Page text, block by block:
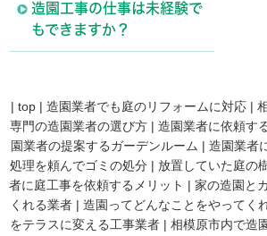
造園工事の仕事は未経験で
もできますか？
| top | 造園業者でも庭のリフォームに対応 |
専門の造園業者の選び方 | 造園業者に依頼す
園業者の提案するガーデンルーム | 造園業者
処理を頼んでゴミの処分 | 放置していた庭の
者に庭工事を依頼するメリット | 家の造園と
くれる業者 | 造園ってどんなことをやってく
をテラスに変える工事業者 | 相模原市内で造